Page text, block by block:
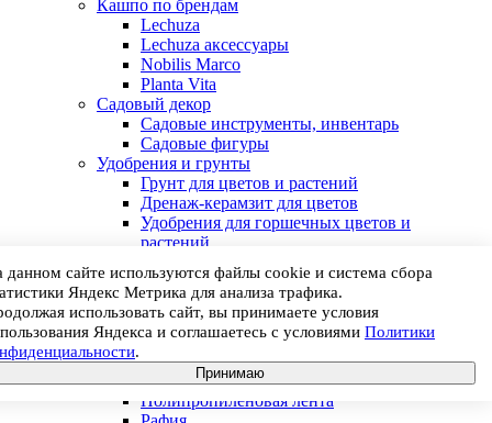
Кашпо по брендам
Lechuza
Lechuza аксессуары
Nobilis Marco
Planta Vita
Садовый декор
Садовые инструменты, инвентарь
Садовые фигуры
Удобрения и грунты
Грунт для цветов и растений
Дренаж-керамзит для цветов
Удобрения для горшечных цветов и
растений
Удобрения для срезанных цветов
Для флористики
Декоративные ленты, шнуры
Атласная лента
Лента из органзы
Лента тканевая
Полипропиленовая лента
данном сайте используются файлы cookie и система сбора
Яндекс Метрика для анализа трафика.
использовать сайт, вы принимаете условия
Яндекса и соглашаетесь с условиями Политики
.
Принимаю